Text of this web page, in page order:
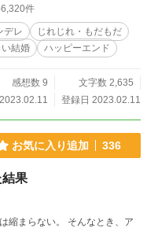
件
デレ
じれじれ・もだもだ
い結婚 ハッピーエンド
感想数 9
文字数 2,635
登録日 2023.02.11
お気に入り追加 336
結果
縮まらない。 そんなとき、ア